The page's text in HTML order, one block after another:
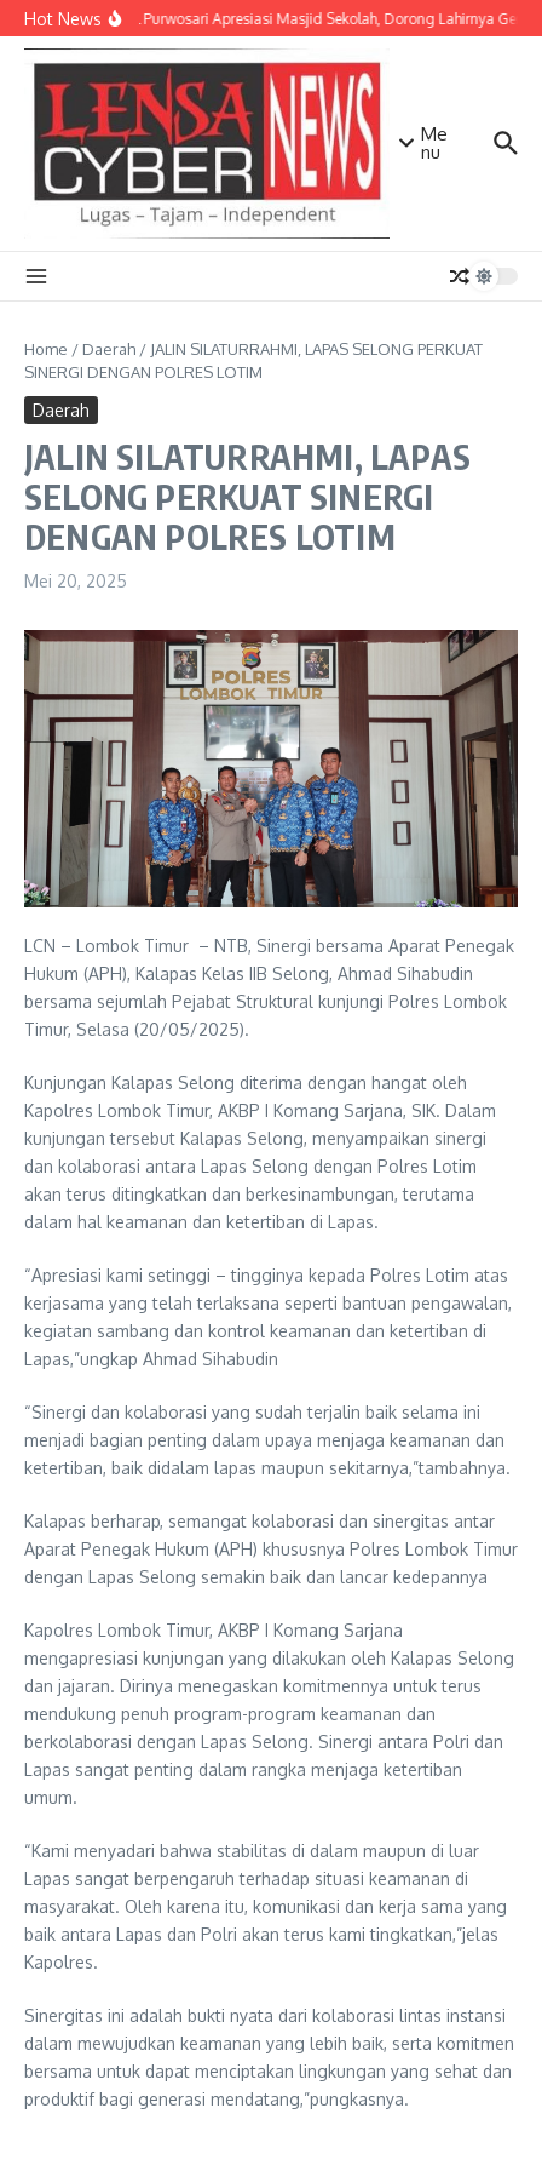
Lewati ke konten
Hot NewsDanramil Purwosari Apresiasi Masjid Sekolah, Dorong Lahirnya
Me
nu
Home / Daerah / JALIN SILATURRAHMI, LAPAS SELONG PERKUAT
SINERGI DENGAN POLRES LOTIM
Daerah
JALIN SILATURRAHMI, LAPAS
SELONG PERKUAT SINERGI
DENGAN POLRES LOTIM
Mei 20, 2025
LCN – Lombok Timur – NTB, Sinergi bersama Aparat Penegak
Hukum (APH), Kalapas Kelas IIB Selong, Ahmad Sihabudin
bersama sejumlah Pejabat Struktural kunjungi Polres Lombok
Timur, Selasa (20/05/2025).
Kunjungan Kalapas Selong diterima dengan hangat oleh
Kapolres Lombok Timur, AKBP I Komang Sarjana, SIK. Dalam
kunjungan tersebut Kalapas Selong, menyampaikan sinergi
dan kolaborasi antara Lapas Selong dengan Polres Lotim
akan terus ditingkatkan dan berkesinambungan, terutama
dalam hal keamanan dan ketertiban di Lapas.
“Apresiasi kami setinggi – tingginya kepada Polres Lotim atas
kerjasama yang telah terlaksana seperti bantuan pengawalan,
kegiatan sambang dan kontrol keamanan dan ketertiban di
Lapas,”ungkap Ahmad Sihabudin
“Sinergi dan kolaborasi yang sudah terjalin baik selama ini
menjadi bagian penting dalam upaya menjaga keamanan dan
ketertiban, baik didalam lapas maupun sekitarnya,”tambahnya.
Kalapas berharap, semangat kolaborasi dan sinergitas antar
Aparat Penegak Hukum (APH) khususnya Polres Lombok Timur
dengan Lapas Selong semakin baik dan lancar kedepannya
Kapolres Lombok Timur, AKBP I Komang Sarjana
mengapresiasi kunjungan yang dilakukan oleh Kalapas Selong
dan jajaran. Dirinya menegaskan komitmennya untuk terus
mendukung penuh program-program keamanan dan
berkolaborasi dengan Lapas Selong. Sinergi antara Polri dan
Lapas sangat penting dalam rangka menjaga ketertiban
umum.
“Kami menyadari bahwa stabilitas di dalam maupun di luar
Lapas sangat berpengaruh terhadap situasi keamanan di
masyarakat. Oleh karena itu, komunikasi dan kerja sama yang
baik antara Lapas dan Polri akan terus kami tingkatkan,”jelas
Kapolres.
Sinergitas ini adalah bukti nyata dari kolaborasi lintas instansi
dalam mewujudkan keamanan yang lebih baik, serta komitmen
bersama untuk dapat menciptakan lingkungan yang sehat dan
produktif bagi generasi mendatang,”pungkasnya.